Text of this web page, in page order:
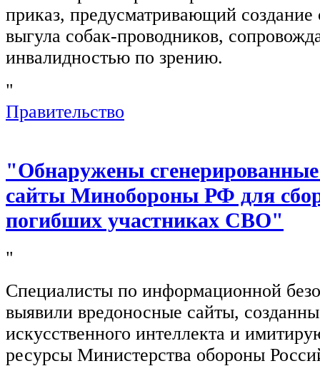
приказ, предусматривающий создание
выгула собак-проводников,
инвалидностью по зрению.
"
Правительство
"Обнаружены
сайты Минобороны РФ для
погибших участниках СВО"
"
Специалисты по информационной
выявили вредоносные сайты,
искусственного интеллекта и
ресурсы Министерства обороны